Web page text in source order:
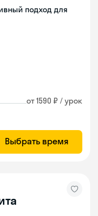
подход для
от 1590 ₽ / урок
Выбрать время